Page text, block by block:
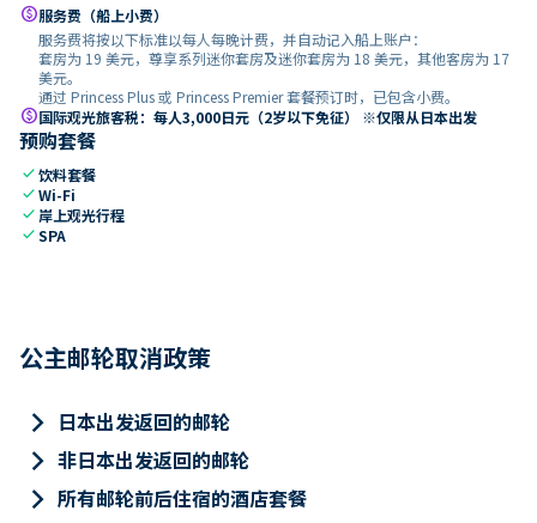
paid服务费（船上小费）
服务费将按以下标准以每人每晚计费，并自动记入船上账户：
套房为 19 美元，尊享系列迷你套房及迷你套房为 18 美元，其他客房为 17
美元。
通过 Princess Plus 或 Princess Premier 套餐预订时，已包含小费。
paid国际观光旅客税：每人3,000日元（2岁以下免征） ※仅限从日本出发
预购套餐
check饮料套餐
checkWi-Fi
check 岸上观光行程
checkSPA
公主邮轮取消政策
keyboard_arrow_right 日本出发返回的邮轮
keyboard_arrow_right 非日本出发返回的邮轮
keyboard_arrow_right 所有邮轮前后住宿的酒店套餐